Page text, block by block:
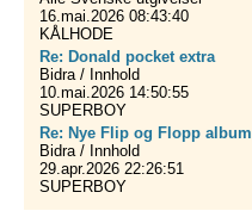
16.mai.2026 08:43:40
KÅLHODE
Re: Donald pocket extra
Bidra / Innhold
10.mai.2026 14:50:55
SUPERBOY
Re: Nye Flip og Flopp album
Bidra / Innhold
29.apr.2026 22:26:51
SUPERBOY